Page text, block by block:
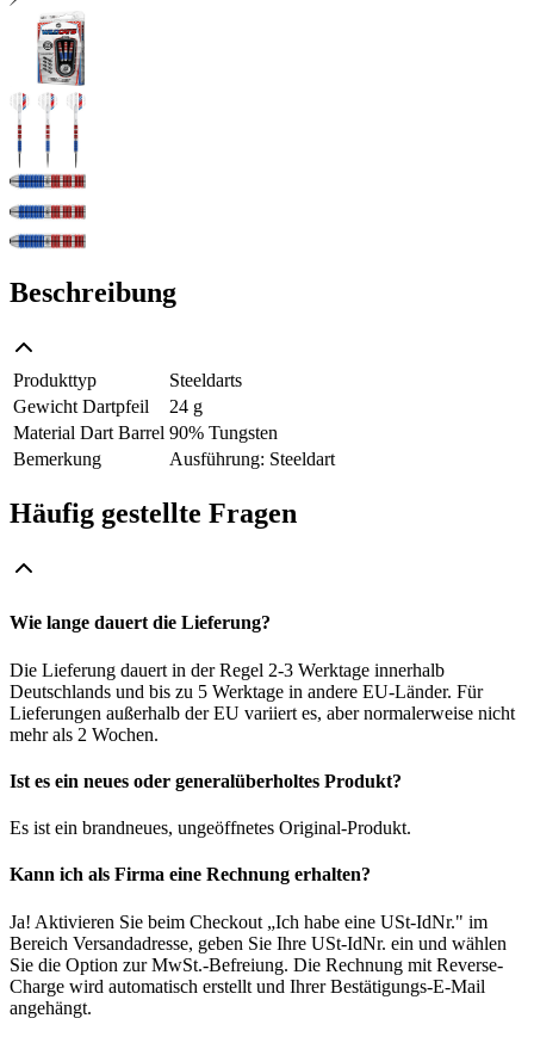
Beschreibung
Produkttyp
Steeldarts
Gewicht Dartpfeil
24 g
Material Dart Barrel 90% Tungsten
Bemerkung
Ausführung: Steeldart
Häufig gestellte Fragen
Wie lange dauert die Lieferung?
Die Lieferung dauert in der Regel 2-3 Werktage innerhalb
Deutschlands und bis zu 5 Werktage in andere EU-Länder. Für
Lieferungen außerhalb der EU variiert es, aber normalerweise nicht
mehr als 2 Wochen.
Ist es ein neues oder generalüberholtes Produkt?
Es ist ein brandneues, ungeöffnetes Original-Produkt.
Kann ich als Firma eine Rechnung erhalten?
Ja! Aktivieren Sie beim Checkout „Ich habe eine USt-IdNr." im
Bereich Versandadresse, geben Sie Ihre USt-IdNr. ein und wählen
Sie die Option zur MwSt.-Befreiung. Die Rechnung mit Reverse-
Charge wird automatisch erstellt und Ihrer Bestätigungs-E-Mail
angehängt.